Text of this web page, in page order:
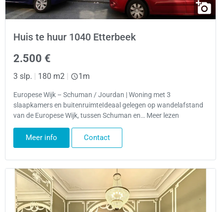
Huis te huur 1040 Etterbeek
2.500 €
3 slp. 180 m2 1m
Europese Wijk – Schuman / Jourdan | Woning met 3
slaapkamers en buitenruimteIdeaal gelegen op wandelafstand
van de Europese Wijk, tussen Schuman en… Meer lezen
Meer info Contact